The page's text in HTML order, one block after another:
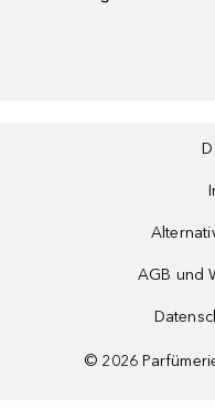
AGB und
© 2026